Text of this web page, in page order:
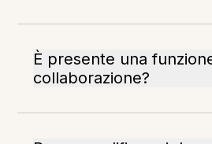
È presente una
collaborazione?